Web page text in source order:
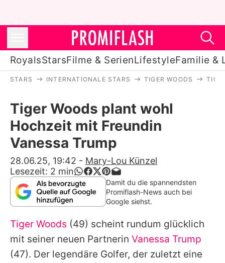
RoyalsStarsFilme & SerienLifestyleFamilie &
Stars
Filme & Serien
Lifestyle
Familie & Liebe
Promiflash Exklusiv
Alle Themen auf Promiflash
Jobs
STARS INTERNATIONALE STARS TIGER WOODS
Tiger Woods plant wohl
Hochzeit mit Freundin
Vanessa Trump
28.06.25, 19:42 - Mary-Lou Künzel
Lesezeit: 2 min
Damit du die spannendsten
Promiflash-News auch bei
Google siehst.
Tiger Woods (49) scheint rundum glücklich
mit seiner neuen Partnerin Vanessa Trump
(47). Der legendäre Golfer, der zuletzt eine